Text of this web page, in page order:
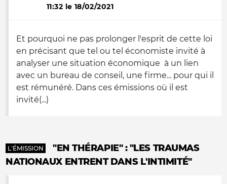
11:32 le 18/02/2021
Et pourquoi ne pas prolonger l'esprit de cette loi
en précisant que tel ou tel économiste invité à
analyser une situation économique à un lien
avec un bureau de conseil, une firme... pour qui il
est rémunéré. Dans ces émissions où il est
invité(...)
L'ÉMISSION
"EN THÉRAPIE" : "LES TRAUMAS
NATIONAUX ENTRENT DANS L'INTIMITÉ"